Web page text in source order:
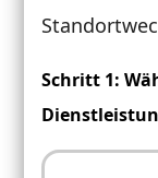
Schritt 1: